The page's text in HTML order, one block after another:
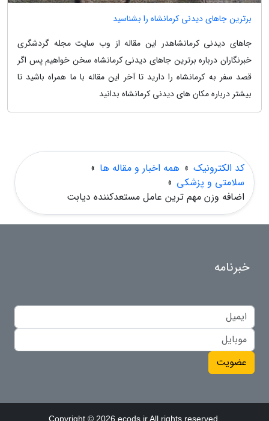
برترین جاهای دیدنی کرمانشاه را بشناسید
جاهای دیدنی کرمانشاهدر این مقاله از وب سایت مجله گردشگری
خبرنگاران درباره برترین جاهای دیدنی کرمانشاه سخن خواهیم پس اگر
قصد سفر به کرمانشاه را دارید تا آخر این مقاله با ما همراه باشید تا
بیشتر درباره مکان های دیدنی کرمانشاه بدانید
کد الکترونیک » همه اخبار و مقاله ها »
سلامتی و پزشکی »
اضافه وزن مهم ترین عامل مستعدکننده دیابت
خبرنامه
عضویت
Copyright © 2026 ecods.ir All rights reserved.